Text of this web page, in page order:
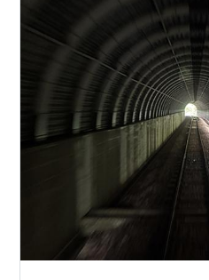
リスト：
駅キーワード
リスト 駅つきキーワード